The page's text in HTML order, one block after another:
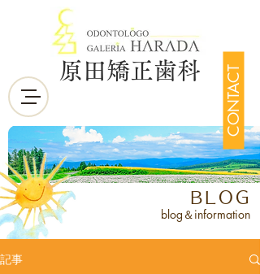
CONTACT
原田矯正歯科
BLOG
blog＆information
記事